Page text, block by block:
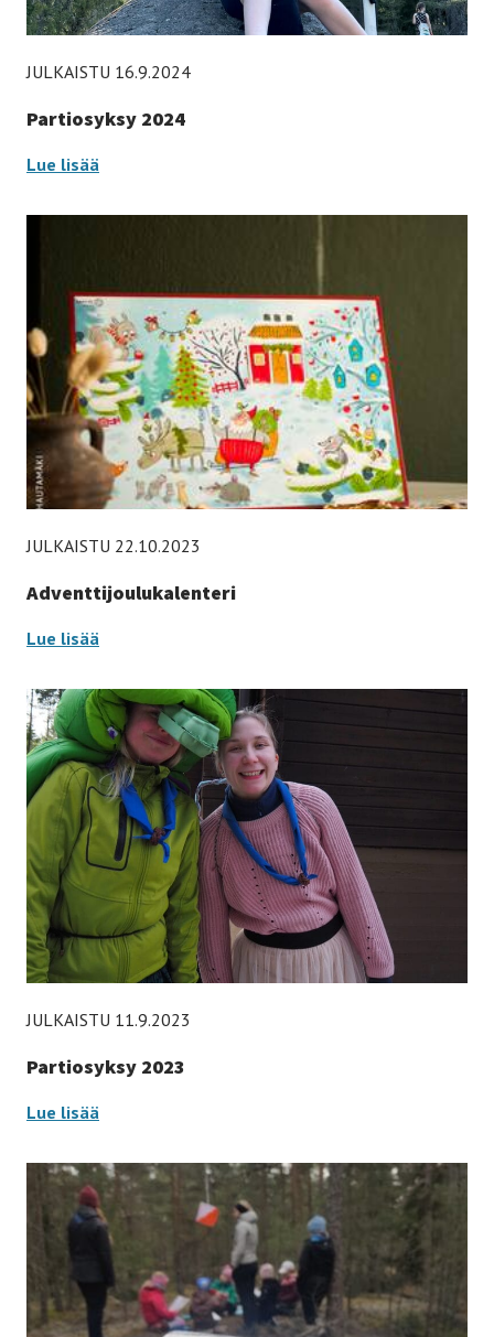
JULKAISTU 16.9.2024
Partiosyksy 2024
Partiosyksy
Lue lisää
JULKAISTU 22.10.2023
Adventtijoulukalenteri
Adventtijoulukalenteri
Lue lisää
JULKAISTU 11.9.2023
Partiosyksy 2023
Partiosyksy
-
Lue lisää